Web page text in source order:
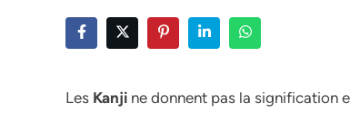
Les Kanji ne donnent pas la signification